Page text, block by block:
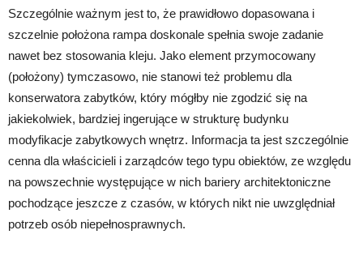
Szczególnie ważnym jest to, że prawidłowo dopasowana i
szczelnie położona rampa doskonale spełnia swoje zadanie
nawet bez stosowania kleju. Jako element przymocowany
(położony) tymczasowo, nie stanowi też problemu dla
konserwatora zabytków, który mógłby nie zgodzić się na
jakiekolwiek, bardziej ingerujące w strukturę budynku
modyfikacje zabytkowych wnętrz. Informacja ta jest szczególnie
cenna dla właścicieli i zarządców tego typu obiektów, ze względu
na powszechnie występujące w nich bariery architektoniczne
pochodzące jeszcze z czasów, w których nikt nie uwzględniał
potrzeb osób niepełnosprawnych.